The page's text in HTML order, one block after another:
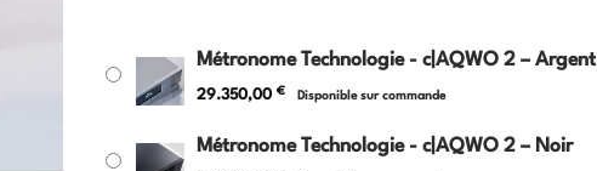
Métronome Technologie - c|AQWO 2 – Argent
29.350,00 € Disponible sur commande
Métronome Technologie - c|AQWO 2 – Noir